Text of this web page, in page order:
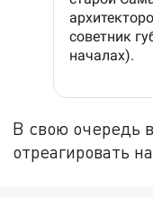
В свою очередь
отреагировать